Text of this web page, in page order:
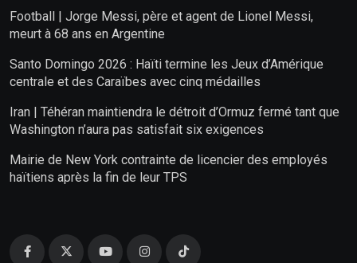
Football | Jorge Messi, père et agent de Lionel Messi,
meurt à 68 ans en Argentine
Santo Domingo 2026 : Haïti termine les Jeux d’Amérique
centrale et des Caraïbes avec cinq médailles
Iran | Téhéran maintiendra le détroit d’Ormuz fermé tant que
Washington n’aura pas satisfait six exigences
Mairie de New York contrainte de licencier des employés
haïtiens après la fin de leur TPS